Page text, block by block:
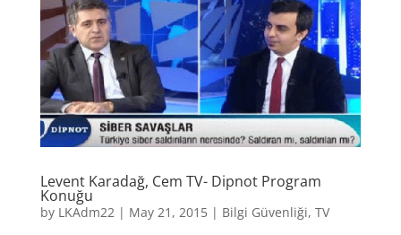
Levent Karadağ, Cem TV- Dipnot Program
Konuğu
by LKAdm22 | May 21, 2015| Bilgi Güvenliği, TV